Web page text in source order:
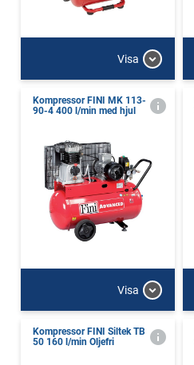
Visa
Kompressor FINI MK 113-
90-4 400 l/min med hjul
Visa
Kompressor FINI Siltek TB
50 160 l/min Oljefri